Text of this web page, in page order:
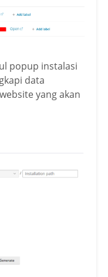
popup instalasi
data
yang akan